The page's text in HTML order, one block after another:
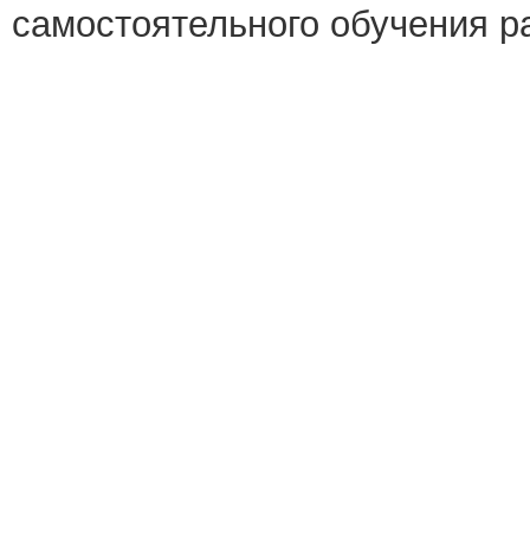
самостоятельного